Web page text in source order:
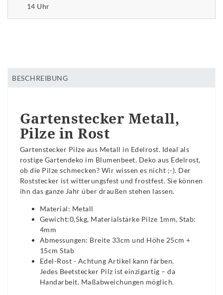
14 Uhr
BESCHREIBUNG
Gartenstecker Metall,
Pilze in Rost
Gartenstecker Pilze aus Metall in Edelrost. Ideal als
rostige Gartendeko im Blumenbeet. Deko aus Edelrost,
ob die Pilze schmecken? Wir wissen es nicht ;-). Der
Roststecker ist witterungsfest und frostfest. Sie können
ihn das ganze Jahr über draußen stehen lassen.
Material: Metall
Gewicht:0,5kg, Materialstärke Pilze 1mm, Stab:
4mm
Abmessungen: Breite 33cm und Höhe 25cm +
15cm Stab
Edel-Rost - Achtung Artikel kann färben.
Jedes Beetstecker Pilz ist einzigartig – da
Handarbeit. Maßabweichungen möglich.